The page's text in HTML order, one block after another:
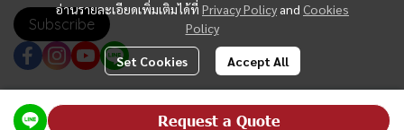
Request a Quote
อ่านรายละเอียดเพิ่มเติมได้ที่ Privacy Policy and Cookies
Policy
Set Cookies Accept All
Subscribe
Copyright | All Rights Reserved | Powered by MWE